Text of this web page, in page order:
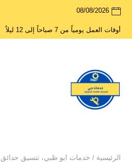
08/08/2026
أوقات العمل يومياً من 7 صباحاً إلى 12 ليلاً
الرئيسية / خدمات ابو ظبي، تنسيق حدائق